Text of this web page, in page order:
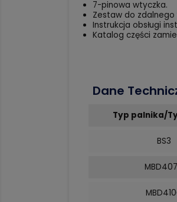
7-pinowa wtyczka.
Zestaw do
Instrukcja obsługi
Katalog części
Dane
Typ palnika/
BS3